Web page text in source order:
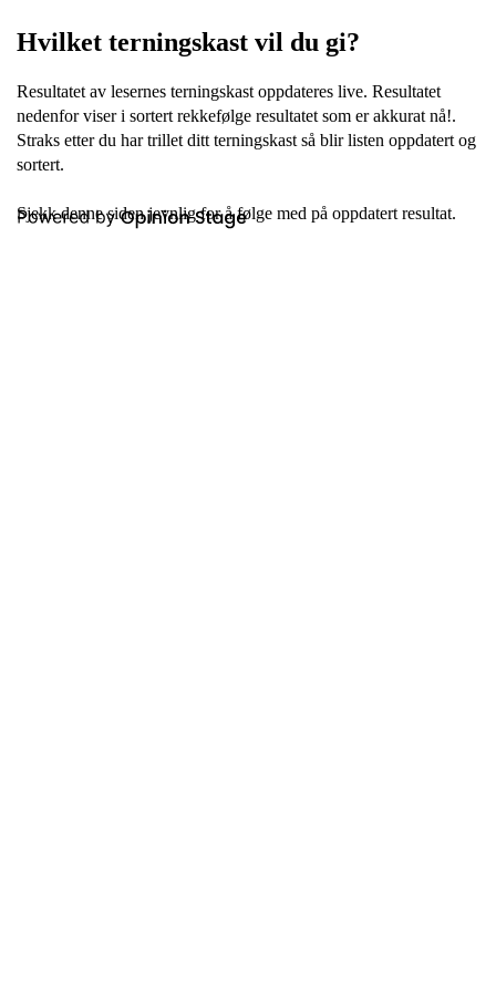
Hvilket terningskast vil du gi?
Resultatet av lesernes terningskast oppdateres live. Resultatet
nedenfor viser i sortert rekkefølge resultatet som er akkurat nå!.
Straks etter du har trillet ditt terningskast så blir listen oppdatert og
sortert.
Sjekk denne siden jevnlig for å følge med på oppdatert resultat.